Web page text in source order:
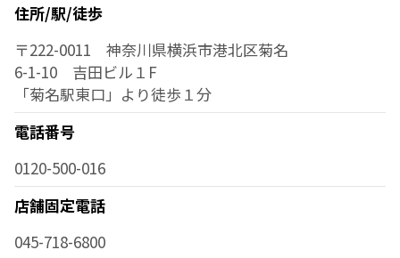
住所/駅/徒歩
〒222-0011 神奈川県横浜市港北区菊名
6-1-10 吉田ビル１F
「菊名駅東口」より徒歩１分
電話番号
0120-500-016
店舗固定電話
045-718-6800